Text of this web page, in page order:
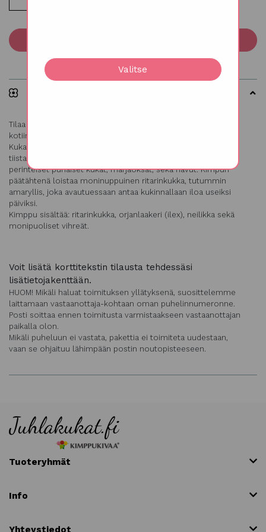
Valitse
Tilaa itsellesi joulupöytään tai joululahjaksi läheiselle,
kotiinkuljetus sisältyy hintaan!
Kukat toimitetaan valitsemaasi osoitteeseen jouluviikolla
tiistaina 23.12.2025. Joulukimpussa yhdistyy kauniisti
perinteiset punaiset kukat, marjaoksat, sekä havut. Kimpun
päätähtenä loistaa moninuppuinen ritarinkukka, tutummin
amaryllis, joka avautuessaan antaa kukinnallaan iloa useiksi
päiviksi.
Kimppu sisältää: ritarinkukka, orjanlaakeri (ilex), neilikka sekä
monipuoliset vihreät.
Voit lisätä korttitekstin tilausta tehdessäsi
lisätietojakenttään.
HUOM! Mikäli haluat toimituksen yllätyksenä, suosittelemme
laittamaan vastaanottaja-kohtaan oman puhelinnumeronne.
Posti soittaa ennen toimitusta varmistaakseen vastaanottajan
paikalla olon.
Mikäli puheluun ei vastata, pakettia ei toimiteta uudestaan,
vaan se ohjaituu lähimpään postin noutopisteeseen.
Tuoteryhmät
Info
Yhteystiedot